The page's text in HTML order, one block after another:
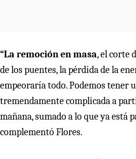
“La remoción en masa, el corte
de los puentes, la pérdida de la
empeoraría todo. Podemos tener
tremendamente complicada a
mañana, sumado a lo que ya está
complementó Flores.